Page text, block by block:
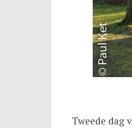
Tweede dag